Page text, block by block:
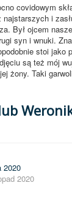
covidowym
i
Był ojcem
syn i wnuki.
stoi jako
są też mój
żony. Taki
2020
2020